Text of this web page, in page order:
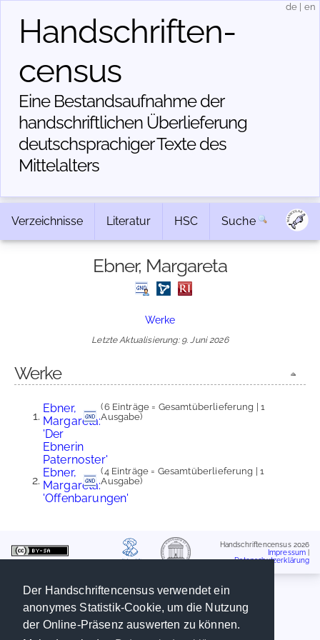
Der Handschriftencensus verwendet ein
anonymes Statistik-Cookie, um die Nutzung
der Online-Präsenz auswerten zu können.
Handschriften­
census
Eine Bestandsaufnahme der
handschriftlichen Über­lieferung
deutschsprachiger Texte des
Mittelalters
de en
Verzeichnisse Literatur HSC Suche
Ebner, Margareta
Werke
Letzte Aktualisierung: 9. Juni 2026
Werke
Ebner,
Margareta:
'Der
Ebnerin
Paternoster'
(6 Einträge = Gesamtüberlieferung | 1
Ausgabe)
Ebner,
Margareta:
'Offenbarungen'
(4 Einträge = Gesamtüberlieferung | 1
Ausgabe)
Handschriftencensus 2026
Impressum
Datenschutzerklärung